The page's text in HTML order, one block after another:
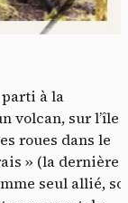
à la
volcan, sur l’île
roues dans le
» (la dernière
seul allié,